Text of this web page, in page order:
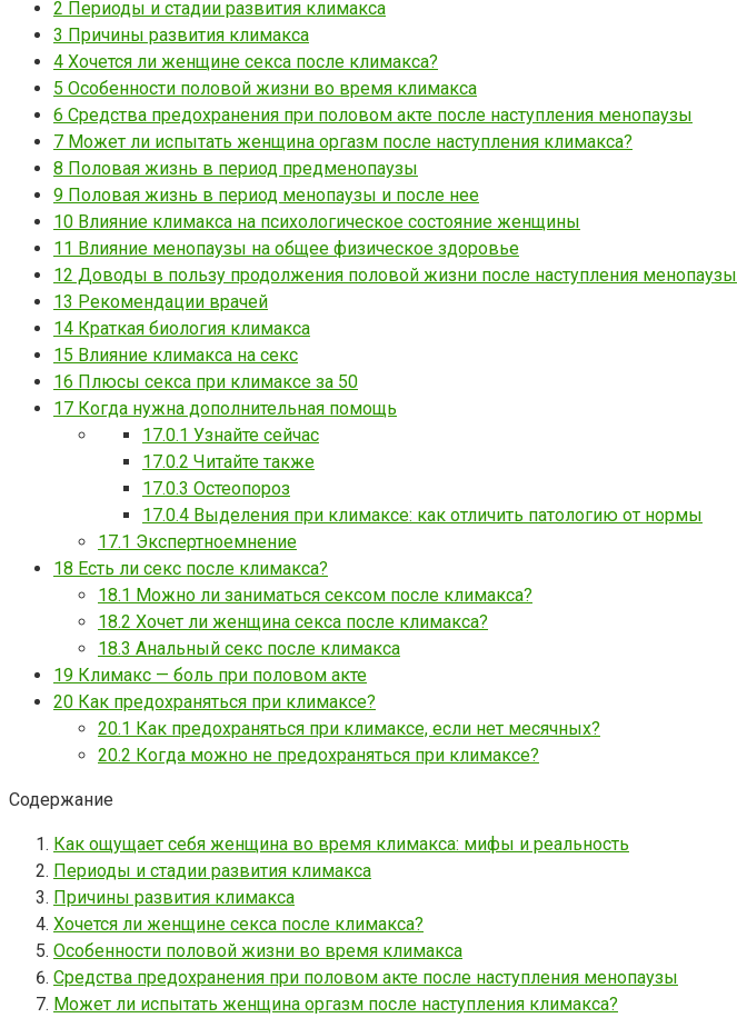
2 Периоды и стадии развития климакса
3 Причины развития климакса
4 Хочется ли женщине секса после климакса?
5 Особенности половой жизни во время климакса
6 Средства предохранения при половом акте после наступления менопаузы
7 Может ли испытать женщина оргазм после наступления климакса?
8 Половая жизнь в период предменопаузы
9 Половая жизнь в период менопаузы и после нее
10 Влияние климакса на психологическое состояние женщины
11 Влияние менопаузы на общее физическое здоровье
12 Доводы в пользу продолжения половой жизни после наступления менопаузы
13 Рекомендации врачей
14 Краткая биология климакса
15 Влияние климакса на секс
16 Плюсы секса при климаксе за 50
17 Когда нужна дополнительная помощь
17.0.1 Узнайте сейчас
17.0.2 Читайте также
17.0.3 Остеопороз
17.0.4 Выделения при климаксе: как отличить патологию от нормы
17.1 Экспертноемнение
18 Есть ли секс после климакса?
18.1 Можно ли заниматься сексом после климакса?
18.2 Хочет ли женщина секса после климакса?
18.3 Анальный секс после климакса
19 Климакс — боль при половом акте
20 Как предохраняться при климаксе?
20.1 Как предохраняться при климаксе, если нет месячных?
20.2 Когда можно не предохраняться при климаксе?
Содержание
Как ощущает себя женщина во время климакса: мифы и реальность
Периоды и стадии развития климакса
Причины развития климакса
Хочется ли женщине секса после климакса?
Особенности половой жизни во время климакса
Средства предохранения при половом акте после наступления менопаузы
Может ли испытать женщина оргазм после наступления климакса?